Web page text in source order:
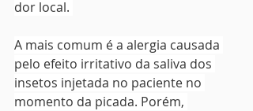
dor local.
A mais comum é a alergia causada
pelo efeito irritativo da saliva dos
insetos injetada no paciente no
momento da picada. Porém,